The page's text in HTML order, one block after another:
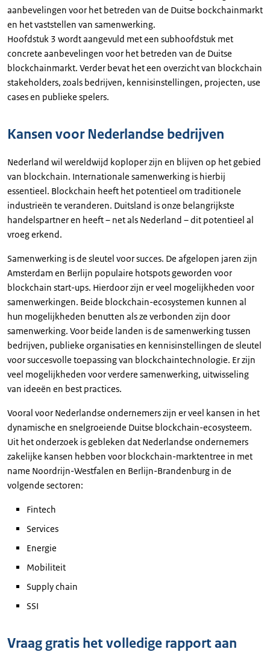
aanbevelingen voor het betreden van de Duitse bockchainmarkt
en het vaststellen van samenwerking.
Hoofdstuk 3 wordt aangevuld met een subhoofdstuk met
concrete aanbevelingen voor het betreden van de Duitse
blockchainmarkt. Verder bevat het een overzicht van blockchain
stakeholders, zoals bedrijven, kennisinstellingen, projecten, use
cases en publieke spelers.
Kansen voor Nederlandse bedrijven
Nederland wil wereldwijd koploper zijn en blijven op het gebied
van blockchain. Internationale samenwerking is hierbij
essentieel. Blockchain heeft het potentieel om traditionele
industrieën te veranderen. Duitsland is onze belangrijkste
handelspartner en heeft – net als Nederland – dit potentieel al
vroeg erkend.
Samenwerking is de sleutel voor succes. De afgelopen jaren zijn
Amsterdam en Berlijn populaire hotspots geworden voor
blockchain start-ups. Hierdoor zijn er veel mogelijkheden voor
samenwerkingen. Beide blockchain-ecosystemen kunnen al
hun mogelijkheden benutten als ze verbonden zijn door
samenwerking. Voor beide landen is de samenwerking tussen
bedrijven, publieke organisaties en kennisinstellingen de sleutel
voor succesvolle toepassing van blockchaintechnologie. Er zijn
veel mogelijkheden voor verdere samenwerking, uitwisseling
van ideeën en best practices.
Vooral voor Nederlandse ondernemers zijn er veel kansen in het
dynamische en snelgroeiende Duitse blockchain-ecosysteem.
Uit het onderzoek is gebleken dat Nederlandse ondernemers
zakelijke kansen hebben voor blockchain-marktentree in met
name Noordrijn-Westfalen en Berlijn-Brandenburg in de
volgende sectoren:
Fintech
Services
Energie
Mobiliteit
Supply chain
SSI
Vraag gratis het volledige rapport aan